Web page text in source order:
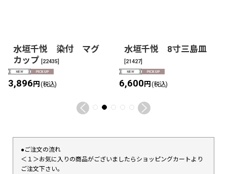
水垣千悦 染付 マグ
カップ [22435]
3,896円 (税込)
水垣千悦 8寸三島皿
[21427]
6,600円 (税込)
●ご注文の流れ
＜１＞お気に入りの商品がございましたらショッピングカートより
ご注文下さい。